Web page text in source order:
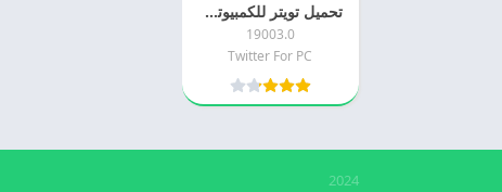
تحميل تويتر للكمبيوتر 2025 Twitter For PC اخر اصدار
19003.0
Twitter For PC
2024